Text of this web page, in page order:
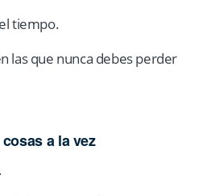
tiempo.
las que nunca debes perder
a la vez